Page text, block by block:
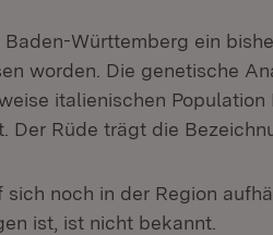
Baden-Württemberg ein
worden. Die genetische
italienischen
Der Rüde trägt die
sich noch in der Region
ist, ist nicht bekannt.